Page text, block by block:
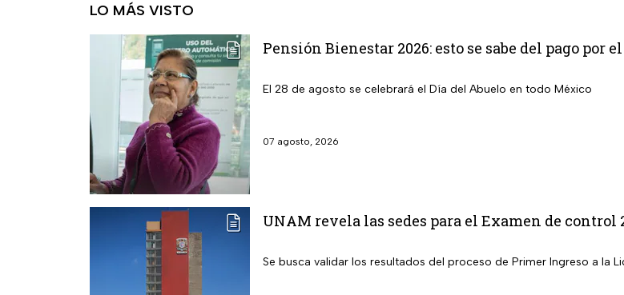
LO MÁS VISTO
Pensión Bienestar 2026: esto se sabe del pago por
El 28 de agosto se celebrará el Día del Abuelo en todo México
07 agosto, 2026
UNAM revela las sedes para el Examen de control
Se busca validar los resultados del proceso de Primer Ingreso a la